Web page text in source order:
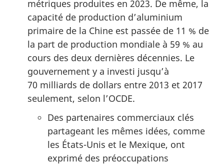
métriques produites en 2023. De même, la
capacité de production d’aluminium
primaire de la Chine est passée de 11 % de
la part de production mondiale à 59 % au
cours des deux dernières décennies. Le
gouvernement y a investi jusqu’à
70 milliards de dollars entre 2013 et 2017
seulement, selon l’OCDE.
Des partenaires commerciaux clés
partageant les mêmes idées, comme
les États-Unis et le Mexique, ont
exprimé des préoccupations